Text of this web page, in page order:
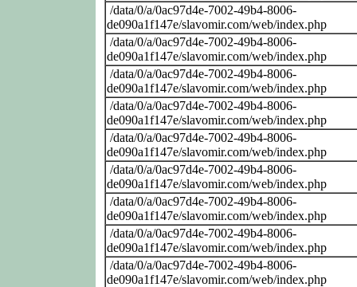
/data/0/a/0ac97d4e-7002-49b4-8006-
de090a1f147e/slavomir.com/web/index.php
/data/0/a/0ac97d4e-7002-49b4-8006-
de090a1f147e/slavomir.com/web/index.php
/data/0/a/0ac97d4e-7002-49b4-8006-
de090a1f147e/slavomir.com/web/index.php
/data/0/a/0ac97d4e-7002-49b4-8006-
de090a1f147e/slavomir.com/web/index.php
/data/0/a/0ac97d4e-7002-49b4-8006-
de090a1f147e/slavomir.com/web/index.php
/data/0/a/0ac97d4e-7002-49b4-8006-
de090a1f147e/slavomir.com/web/index.php
/data/0/a/0ac97d4e-7002-49b4-8006-
de090a1f147e/slavomir.com/web/index.php
/data/0/a/0ac97d4e-7002-49b4-8006-
de090a1f147e/slavomir.com/web/index.php
/data/0/a/0ac97d4e-7002-49b4-8006-
de090a1f147e/slavomir.com/web/index.php